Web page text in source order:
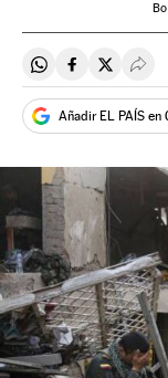
Compartir en
Compartir
Añadir EL PAÍS en